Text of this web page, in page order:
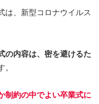
は、新型コロナウイルス
の内容は、密を避けるた
。
制約の中でよい卒業式に